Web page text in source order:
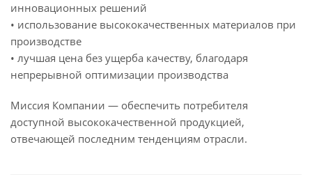
инновационных решений
• использование высококачественных материалов при
производстве
• лучшая цена без ущерба качеству, благодаря
непрерывной оптимизации производства
Миссия Компании — обеспечить потребителя
доступной высококачественной продукцией,
отвечающей последним тенденциям отрасли.